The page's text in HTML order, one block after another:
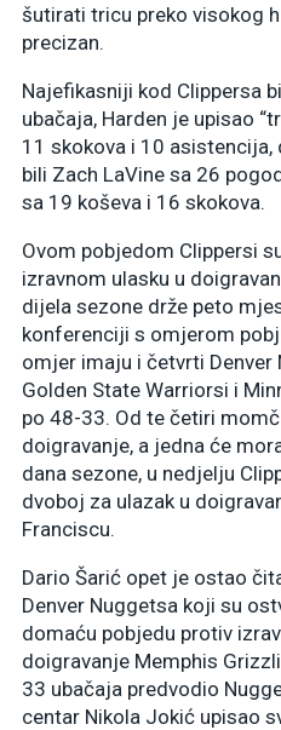
šutirati tricu preko visokog
precizan.
Najefikasniji kod Clippersa
ubačaja, Harden je upisao
11 skokova i 10
bili Zach LaVine sa 26
sa 19 koševa i 16 skokova.
Ovom pobjedom Clippersi
izravnom ulasku u
dijela sezone drže peto
konferenciji s omjerom
omjer imaju i četvrti Denver
Golden State Warriorsi i
po 48-33. Od te četiri
doigravanje, a jedna će
dana sezone, u nedjelju
dvoboj za ulazak u
Franciscu.
Dario Šarić opet je ostao
Denver Nuggetsa koji su
domaću pobjedu protiv
doigravanje Memphis
33 ubačaja predvodio
centar Nikola Jokić upisao